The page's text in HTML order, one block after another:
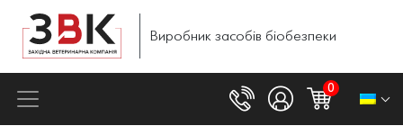
Виробник засобів біобезпеки
0